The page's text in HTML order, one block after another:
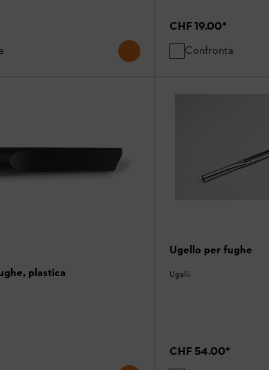
CHF 19.00*
Confronta
plastica
Ugello per fughe
Ugelli
CHF 54.00*